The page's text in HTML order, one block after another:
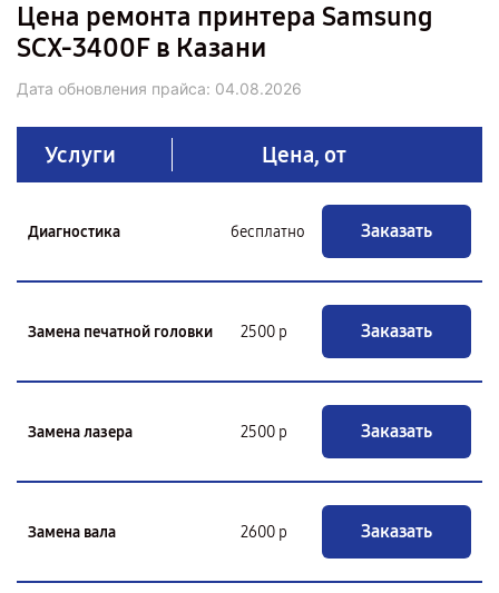
Цена ремонта принтера Samsung
SCX-3400F в Казани
Дата обновления прайса: 04.08.2026
Услуги Цена, от
Диагностика бесплатно Заказать
Замена печатной головки 2500 р Заказать
Замена лазера 2500 р Заказать
Замена вала 2600 р Заказать